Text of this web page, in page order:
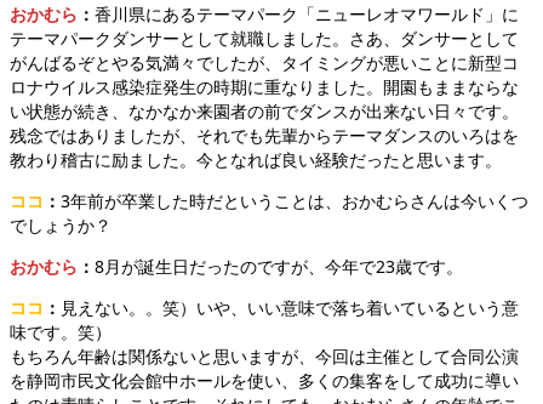
おかむら ： 香川県にあるテーマパーク「ニューレオマワールド」に
テーマパークダンサーとして就職しました。さあ、ダンサーとして
がんばるぞとやる気満々でしたが、タイミングが悪いことに新型コ
ロナウイルス感染症発生の時期に重なりました。開園もままならな
い状態が続き、なかなか来園者の前でダンスが出来ない日々です。
残念ではありましたが、それでも先輩からテーマダンスのいろはを
教わり稽古に励ました。今となれば良い経験だったと思います。
ココ ： 3年前が卒業した時だということは、おかむらさんは今いくつ
でしょうか？
おかむら ： 8月が誕生日だったのですが、今年で23歳です。
ココ ： 見えない。。笑）いや、いい意味で落ち着いているという意
味です。笑）
もちろん年齢は関係ないと思いますが、今回は主催として合同公演
を静岡市民文化会館中ホールを使い、多くの集客をして成功に導い